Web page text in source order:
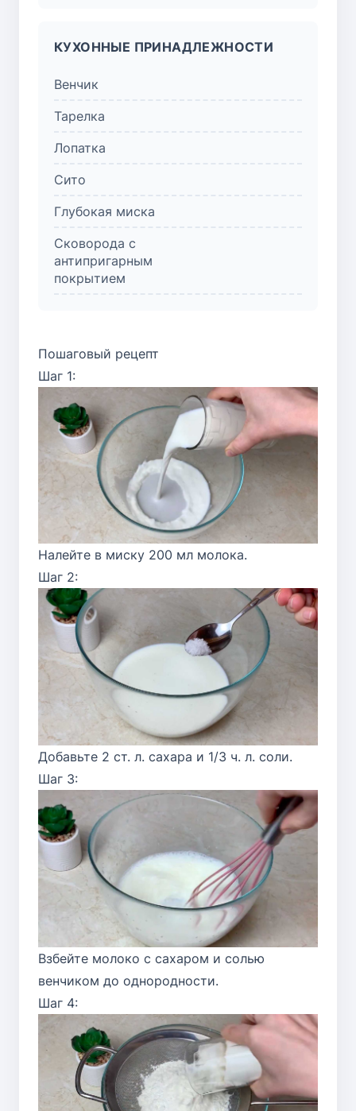
КУХОННЫЕ ПРИНАДЛЕЖНОСТИ
Венчик
Тарелка
Лопатка
Сито
Глубокая миска
Сковорода с
антипригарным
покрытием
Пошаговый рецепт
Шаг 1:
Налейте в миску 200 мл молока.
Шаг 2:
Добавьте 2 ст. л. сахара и 1/3 ч. л. соли.
Шаг 3:
Взбейте молоко с сахаром и солью
венчиком до однородности.
Шаг 4: